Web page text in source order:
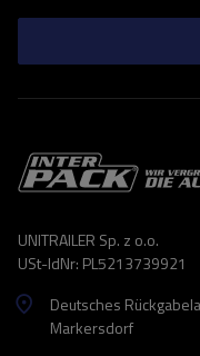
UNITRAILER Sp. z o.o.
USt-IdNr: PL5213739921
Deutsches
Markersdorf